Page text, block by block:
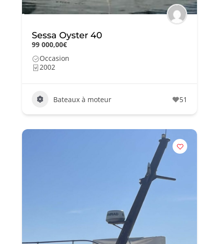
Sessa Oyster 40
99 000,00€
Occasion
2002
Bateaux à moteur 51